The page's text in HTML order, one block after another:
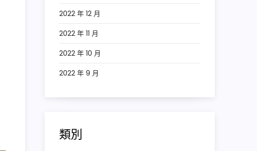
2022 年 12 月
2022 年 11 月
2022 年 10 月
2022 年 9 月
類別